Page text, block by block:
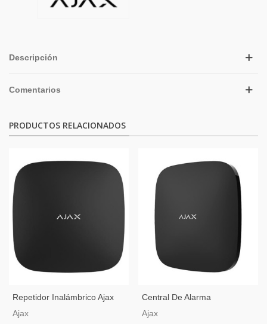
Descripción
Comentarios
PRODUCTOS RELACIONADOS
Repetidor Inalámbrico Ajax
Jeweller Y Wings Negro
Ajax
Central De Alarma
Profesional Ajax Hub2-4G-B
Ajax